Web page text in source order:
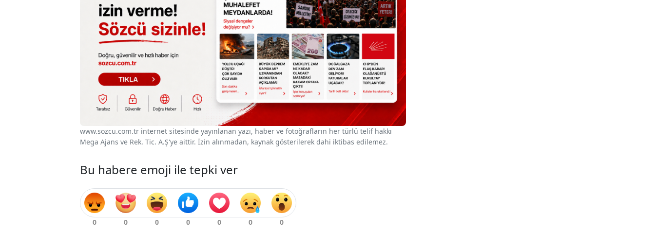
www.sozcu.com.tr internet sitesinde yayınlanan yazı, haber ve fotoğrafların her türlü telif hakkı
Mega Ajans ve Rek. Tic. A.Ş'ye aittir. İzin alınmadan, kaynak gösterilerek dahi iktibas edilemez.
Bu habere emoji ile tepki ver